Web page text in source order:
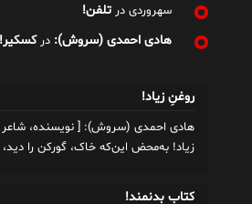
سهروردی درتلفن!
هادی احمدی (سروش): درکسکیر!
روغنِ زیاد!
زیاد! به‌محض این‌که خاک، گورکن را
کتابِ بدنمند!